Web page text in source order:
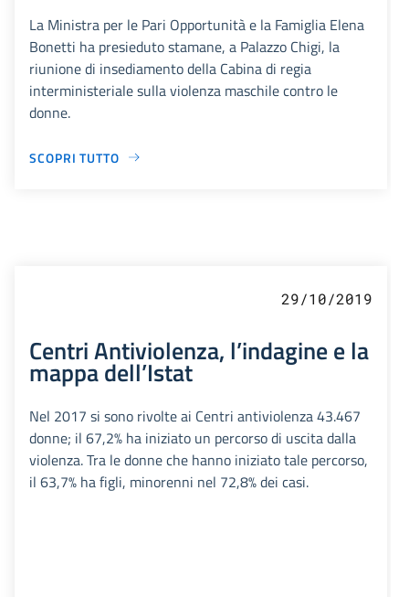
La Ministra per le Pari Opportunità e la Famiglia Elena
Bonetti ha presieduto stamane, a Palazzo Chigi, la
riunione di insediamento della Cabina di regia
interministeriale sulla violenza maschile contro le
donne.
SCOPRI TUTTO
29/10/2019
Centri Antiviolenza, l’indagine e la
mappa dell’Istat
Nel 2017 si sono rivolte ai Centri antiviolenza 43.467
donne; il 67,2% ha iniziato un percorso di uscita dalla
violenza. Tra le donne che hanno iniziato tale percorso,
il 63,7% ha figli, minorenni nel 72,8% dei casi.